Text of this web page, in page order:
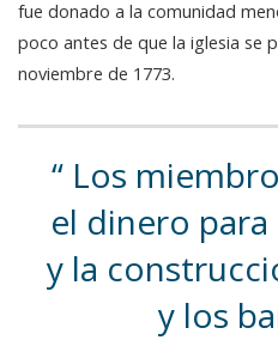
fue donado a la comunidad
poco antes de que la iglesia se
noviembre de 1773.
Los
el dinero
y la
y los